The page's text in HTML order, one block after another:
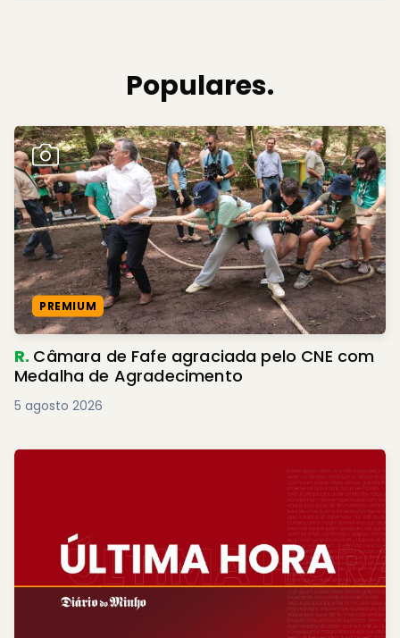
Populares.
PREMIUM
R. Câmara de Fafe agraciada pelo CNE com
Medalha de Agradecimento
5 agosto 2026